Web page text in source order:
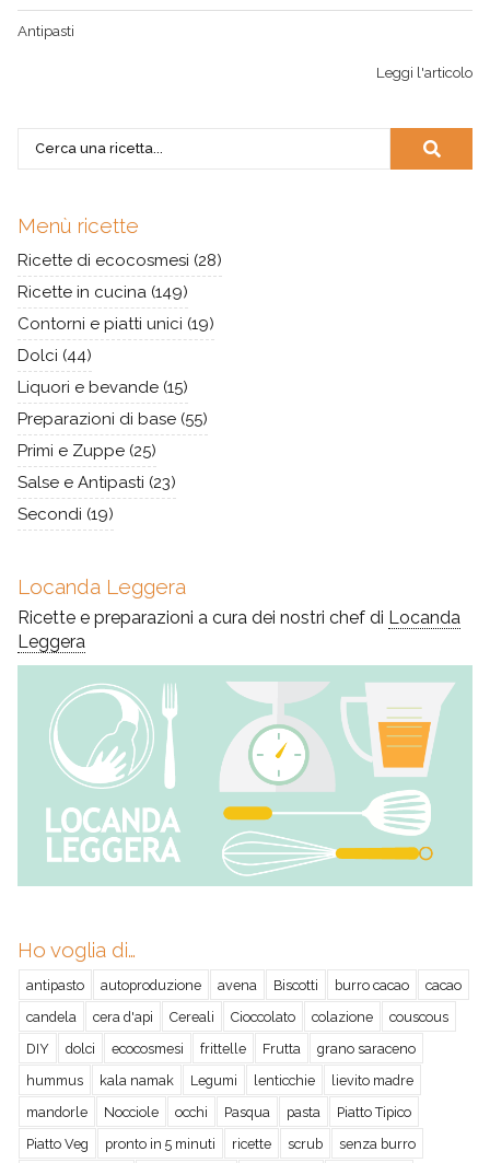
Antipasti
Leggi l'articolo
Menù ricette
Ricette di ecocosmesi (28)
Ricette in cucina (149)
Contorni e piatti unici (19)
Dolci (44)
Liquori e bevande (15)
Preparazioni di base (55)
Primi e Zuppe (25)
Salse e Antipasti (23)
Secondi (19)
Locanda Leggera
Ricette e preparazioni a cura dei nostri chef di Locanda
Leggera
Ho voglia di…
antipasto autoproduzione avena Biscotti burro cacao
cacao
candela
cera d'api Cereali Cioccolato colazione
couscous
DIY
dolci ecocosmesi frittelle Frutta
grano saraceno
hummus
kala namak Legumi lenticchie
lievito madre
mandorle
Nocciole occhi Pasqua pasta
Piatto Tipico
Piatto Veg
pronto in 5 minuti ricette scrub senza burro